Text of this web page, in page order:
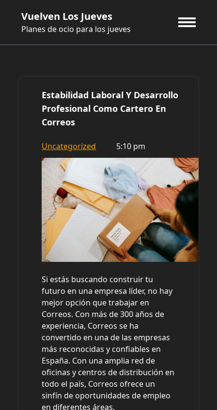
contenido
Vuelven Los Jueves
Planes de ocio para los jueves
Estabilidad Laboral Y Desarrollo
Profesional Como Cartero En
Correos
Uncategorized 5:10 pm
Si estás buscando construir tu
futuro en una empresa líder, no hay
mejor opción que trabajar en
Correos. Con más de 300 años de
experiencia, Correos se ha
convertido en una de las empresas
más reconocidas y confiables en
España. Con una amplia red de
oficinas y centros de distribución en
todo el país, Correos ofrece un
sinfín de oportunidades de empleo
en diferentes áreas.